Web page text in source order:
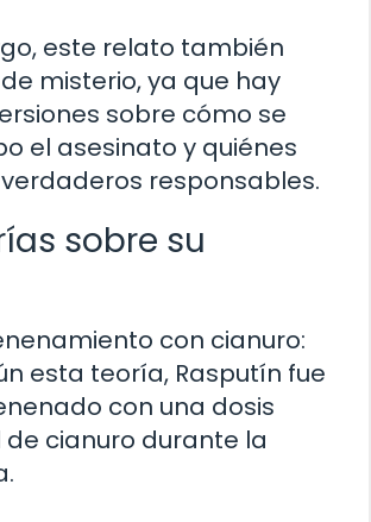
este relato también
misterio, ya que hay
sobre cómo se
el asesinato y quiénes
responsables.
sobre su
con cianuro:
esta teoría, Rasputín fue
con una dosis
de cianuro durante la